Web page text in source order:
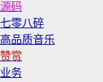
源码
七零八碎
高品质音乐
赞赏
业务